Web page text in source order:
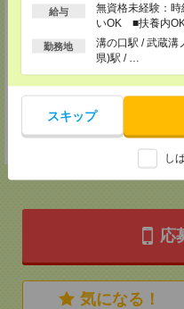
給与
無資格未経験：
いOK ■扶養内OK
勤務地
溝の口駅 / 武蔵溝
県)駅 / …
スキップ
し
メディカルケア事業部 横浜オ
神奈川県横浜市保土ケ谷区神戸
2F B区画
TEL：0120-901-799
MAIL：tenshoku@nikken-ts.jp
担当：採用担当
登録交通費
★今ならご来社登録でQUOカー
応
気になる！